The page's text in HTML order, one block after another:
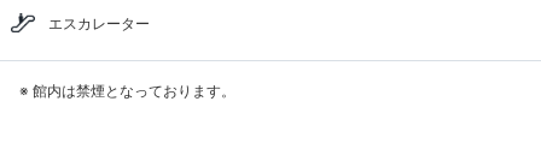
エスカレーター
※ 館内は禁煙となっております。